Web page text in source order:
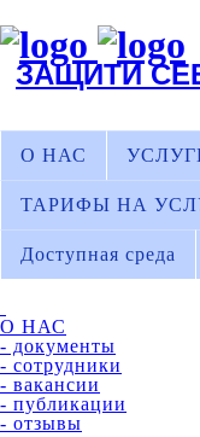
ЗАЩИТИ
О НАС
ТАРИФЫ НА
Доступная среда
О НАС
- документы
- сотрудники
- вакансии
- публикации
- отзывы